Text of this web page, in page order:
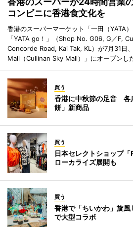
コンビニに香港食文化を
香港のスーパーマーケット「一田（YATA
「YATA go！」（Shop No. G06, G／F,
Concorde Road, Kai Tak, KL）が7月31日
Mall（Cullinan Sky Mall）」にオープンした
買う
香港に中秋節の足音 各
餅」新商品
買う
日本セレクトショップ
ローカライズ展開も
買う
香港で「ちいかわ」旋
で大型コラボ